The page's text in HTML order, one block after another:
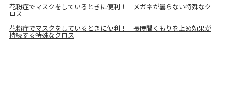
花粉症でマスクをしているときに便利！ メガネが曇らない特殊なク
ロス
花粉症でマスクをしているときに便利！ 長時間くもりを止め効果が
持続する特殊なクロス